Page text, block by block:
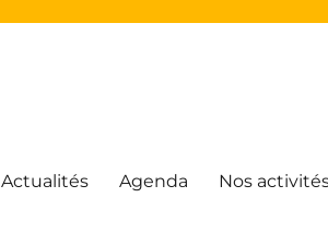
Actualités Agenda Nos